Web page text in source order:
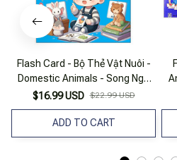
Flash Card - Bộ Thẻ Vật Nuôi -
Domestic Animals - Song Ngữ
Việt-Anh
$16.99 USD $22.99 USD
ADD TO CART